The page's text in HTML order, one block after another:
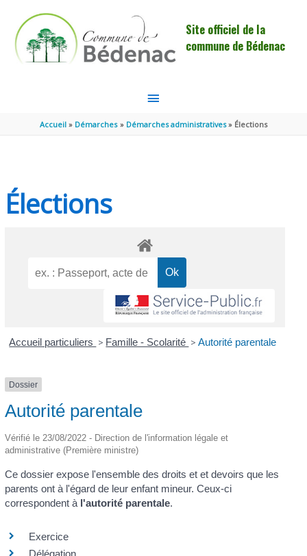
Site officiel de la
commune de Bédenac
MENU
PRINCIPAL
Accueil Démarches Démarches administratives Élections
Élections
Accueil particuliers > Famille - Scolarité > Autorité parentale
Dossier
Autorité parentale
Vérifié le 23/08/2022 - Direction de l'information légale et
administrative (Première ministre)
Ce dossier expose l'ensemble des droits et et devoirs que les
parents ont à l'égard de leur enfant mineur. Ceux-ci
correspondent à l'autorité parentale.
Exercice